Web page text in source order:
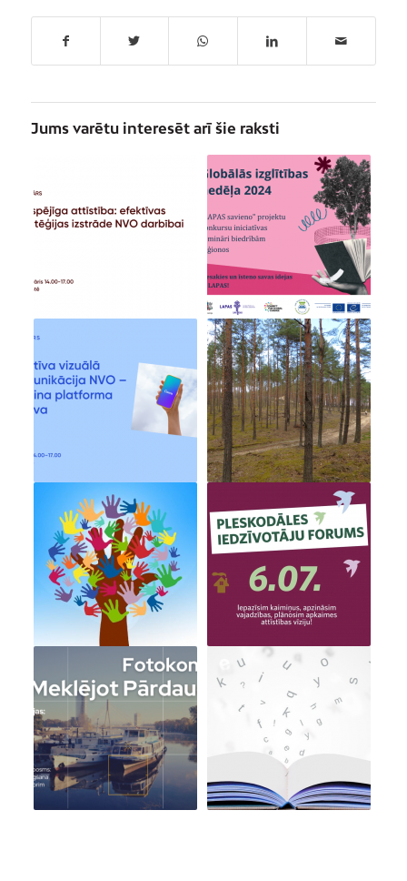
Jums varētu interesēt arī šie raksti